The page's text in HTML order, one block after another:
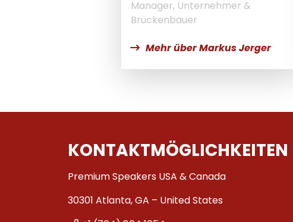
Manager, Unternehmer &
Brückenbauer
Mehr über Markus Jerger
KONTAKTMÖGLICHKEITEN
Premium Speakers USA & Canada
30301 Atlanta, GA – United States